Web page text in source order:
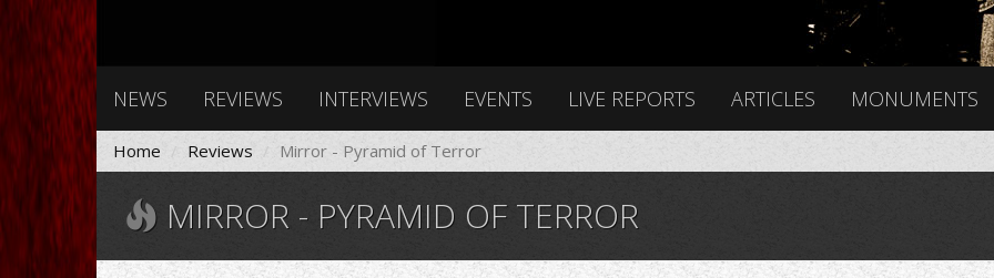
NEWS REVIEWS INTERVIEWS EVENTS LIVE REPORTS ARTICLES MONUMENTS
Home Reviews Mirror - Pyramid of Terror
MIRROR - PYRAMID OF TERROR